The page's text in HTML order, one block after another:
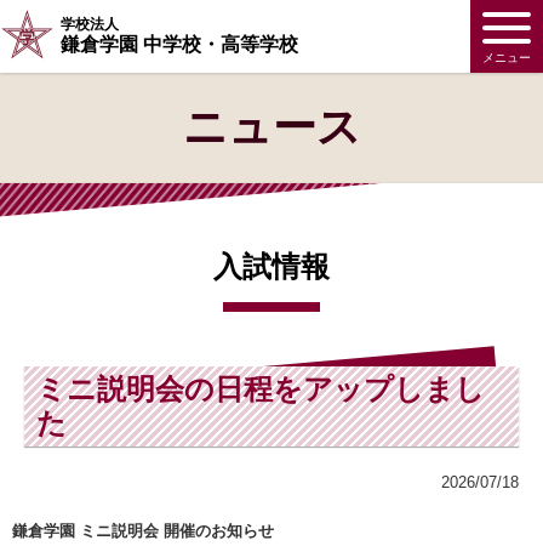
学校法人
鎌倉学園 中学校・高等学校
メニュー
ニュース
入試情報
ミニ説明会の日程をアップしまし
た
2026/07/18
鎌倉学園 ミニ説明会 開催のお知らせ